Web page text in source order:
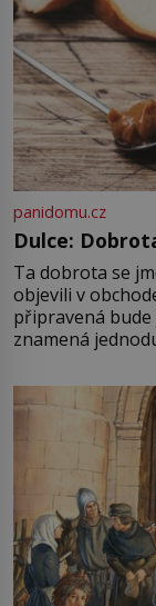
panidomu.cz
Dulce:
Ta dobrota se
objevili v
připravená bude
znamená
pře hned
Francie, kde se